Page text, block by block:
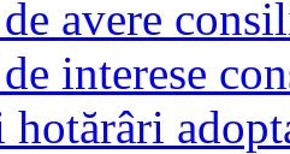
avere
interese
hotărâri